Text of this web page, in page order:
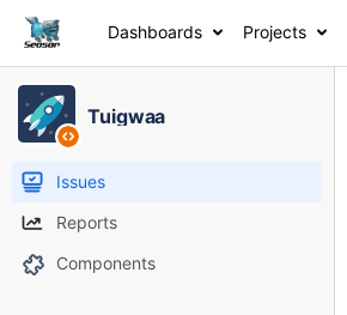
Dashboards Projects
Tuigwaa
Issues
Reports
Components